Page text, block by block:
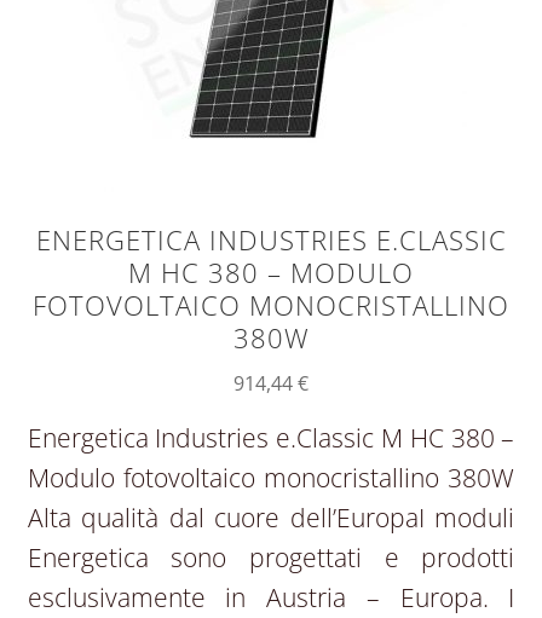
ENERGETICA INDUSTRIES E.CLASSIC
M HC 380 – MODULO
FOTOVOLTAICO MONOCRISTALLINO
380W
914,44€
Energetica Industries e.Classic M HC 380 –
Modulo fotovoltaico monocristallino 380W
Alta qualità dal cuore dell’EuropaI moduli
Energetica sono progettati e prodotti
esclusivamente in Austria – Europa. I